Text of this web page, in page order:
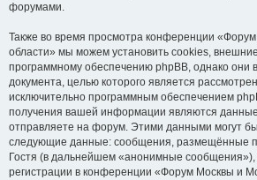
форумами.
Также во время просмотра конференции
области» мы можем установить cookies,
программному обеспечению phpBB, однако они
документа, целью которого является
исключительно программным обеспечением
получения вашей информации являются
отправляете на форум. Этими данными могут
следующие данные: сообщения, размещённые
Гостя (в дальнейшем «анонимные
регистрации в конференции «Форум Москвы и